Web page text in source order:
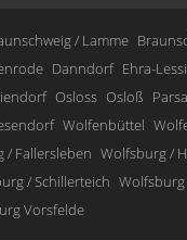
/ Lamme
Danndorf Ehra-
Osloss Osloß
Wolfenbüttel
/ Fallersleben Wolfsburg /
/ Schillerteich
Vorsfelde